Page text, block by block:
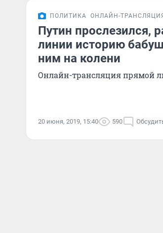
ПОЛИТИКА ОНЛАЙН-
Путин прослезился,
линии историю
ним на колени
Онлайн-трансляция прямой
20 июня, 2019, 15:40 590